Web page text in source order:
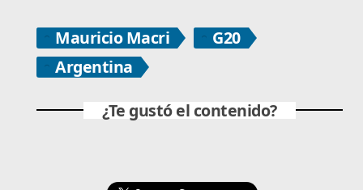
Mauricio Macri
G20
Argentina
¿Te gustó el contenido?